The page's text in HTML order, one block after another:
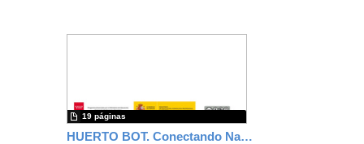
HUERTO BOT. Conectando Naturaleza y Tecnología
19 páginas